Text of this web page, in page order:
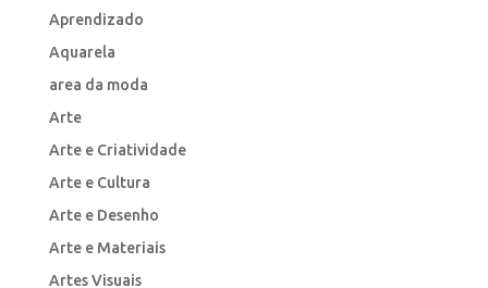
Aprendizado
Aquarela
area da moda
Arte
Arte e Criatividade
Arte e Cultura
Arte e Desenho
Arte e Materiais
Artes Visuais